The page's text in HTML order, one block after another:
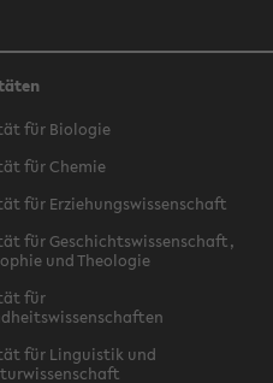
für Biologie
für Chemie
für Erziehungswissenschaft
für Geschichtswissenschaft,
und Theologie
für
für Linguistik und